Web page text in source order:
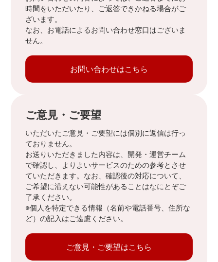
時間をいただいたり、ご返答できかねる場合がご
ざいます。
なお、お電話によるお問い合わせ窓口はございま
せん。
お問い合わせはこちら
ご意見・ご要望
いただいたご意見・ご要望には個別に返信は行っ
ておりません。
お送りいただきました内容は、開発・運営チーム
で確認し、よりよいサービスのための参考とさせ
ていただきます。なお、確認後の対応について、
ご希望に沿えない可能性があることはなにとぞご
了承ください。
※個人を特定できる情報（名前や電話番号、住所な
ど）の記入はご遠慮ください。
ご意見・ご要望はこちら